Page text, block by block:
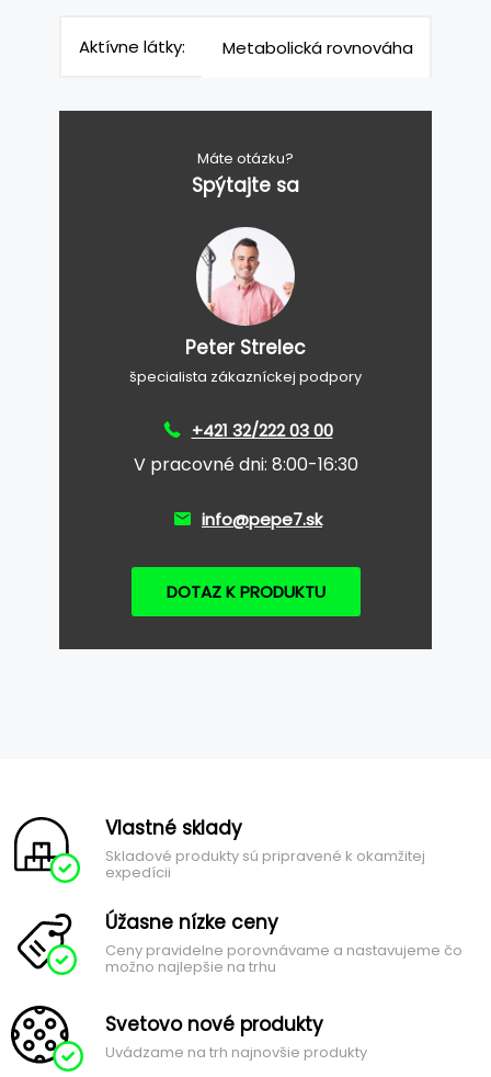
Aktívne látky: Metabolická rovnováha
Máte otázku?
Spýtajte sa
Peter Strelec
špecialista zákazníckej podpory
+421 32/222 03 00
V pracovné dni: 8:00-16:30
info@pepe7.sk
DOTAZ K PRODUKTU
Vlastné sklady
Skladové produkty sú pripravené k okamžitej
expedícii
Úžasne nízke ceny
Ceny pravidelne porovnávame a nastavujeme čo
možno najlepšie na trhu
Svetovo nové produkty
Uvádzame na trh najnovšie produkty